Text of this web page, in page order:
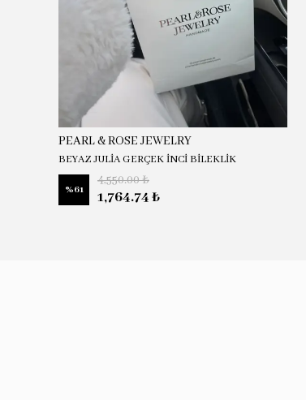
PEARL & ROSE JEWELRY
BEYAZ JULİA GERÇEK İNCİ BİLEKLİK
%61
4,550.00 ₺
1,764.74 ₺